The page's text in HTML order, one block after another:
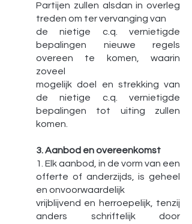
Partijen zullen alsdan in overleg
treden om ter vervanging van
de nietige c.q. vernietigde
bepalingen nieuwe regels
overeen te komen, waarin
zoveel
mogelijk doel en strekking van
de nietige c.q. vernietigde
bepalingen tot uiting zullen
komen.
3. Aanbod en overeenkomst
1. Elk aanbod, in de vorm van een
offerte of anderzijds, is geheel
en onvoorwaardelijk
vrijblijvend en herroepelijk, tenzij
anders schriftelijk door